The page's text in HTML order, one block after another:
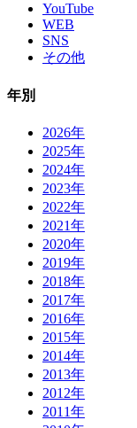
YouTube
WEB
SNS
その他
年別
2026年
2025年
2024年
2023年
2022年
2021年
2020年
2019年
2018年
2017年
2016年
2015年
2014年
2013年
2012年
2011年